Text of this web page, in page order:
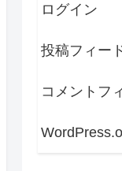
ログイン
投稿フィー
コメントフ